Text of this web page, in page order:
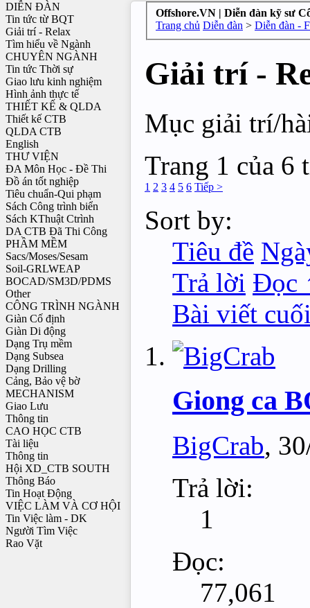
DIỄN ĐÀN
Tin tức từ BQT
Giải trí - Relax
Tìm hiểu về Ngành
CHUYÊN NGÀNH
Tin tức Thời sự
Giao lưu kinh nghiệm
Hình ảnh thực tế
THIẾT KẾ & QLDA
Thiết kế CTB
QLDA CTB
English
THƯ VIỆN
ĐA Môn Học - Đề Thi
Đồ án tốt nghiệp
Tiêu chuẩn-Qui phạm
Sách Công trình biển
Sách KThuật Ctrình
DA CTB Đã Thi Công
PHẦM MỀM
Sacs/Moses/Sesam
Soil-GRLWEAP
BOCAD/SM3D/PDMS
Other
CÔNG TRÌNH NGÀNH
Giàn Cố định
Giàn Di động
Dạng Trụ mềm
Dạng Subsea
Dạng Drilling
Cảng, Bảo vệ bờ
MECHANISM
Giao Lưu
Thông tin
CAO HỌC CTB
Tài liệu
Thông tin
Hội XD_CTB SOUTH
Thông Báo
Tin Hoạt Động
VIỆC LÀM VÀ CƠ HỘI
Tin Việc làm - DK
Người Tìm Việc
Rao Vặt
Offshore.VN | Diễn đàn kỹ sư
Trang chủ Diễn đàn > Diễn đàn -
Giải trí -
Mục giải trí/
Trang 1 của 6
1 2 3 4 5 6 Tiếp >
Sort by:
Tiêu đề
Trả lời Đọc
Bài viết
Giong ca
BigCrab,
Trả lời:
1
Đọc:
77,061